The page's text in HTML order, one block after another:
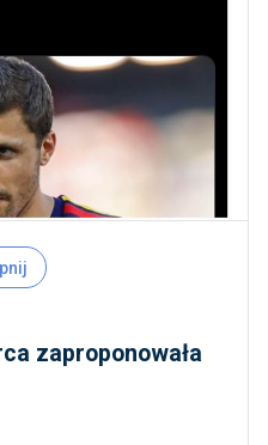
zaproponowała